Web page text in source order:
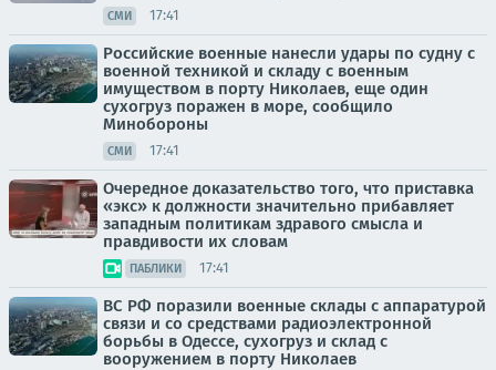
СМИ 17:41
Российские военные нанесли удары по судну с
военной техникой и складу с военным
имуществом в порту Николаев, еще один
сухогруз поражен в море, сообщило
Минобороны
СМИ 17:41
Очередное доказательство того, что приставка
«экс» к должности значительно прибавляет
западным политикам здравого смысла и
правдивости их словам
ПАБЛИКИ 17:41
ВС РФ поразили военные склады с аппаратурой
связи и со средствами радиоэлектронной
борьбы в Одессе, сухогруз и склад с
вооружением в порту Николаев